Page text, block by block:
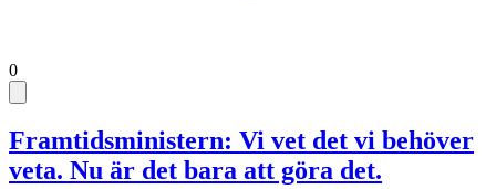
0
Framtidsministern: Vi vet det vi behöver
veta. Nu är det bara att göra det.